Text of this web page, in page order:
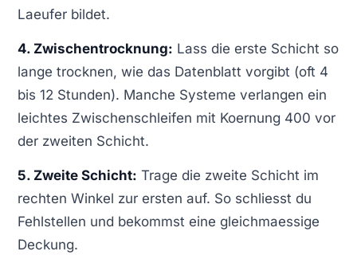
Laeufer bildet.
4. Zwischentrocknung: Lass die erste Schicht so
lange trocknen, wie das Datenblatt vorgibt (oft 4
bis 12 Stunden). Manche Systeme verlangen ein
leichtes Zwischenschleifen mit Koernung 400 vor
der zweiten Schicht.
5. Zweite Schicht: Trage die zweite Schicht im
rechten Winkel zur ersten auf. So schliesst du
Fehlstellen und bekommst eine gleichmaessige
Deckung.